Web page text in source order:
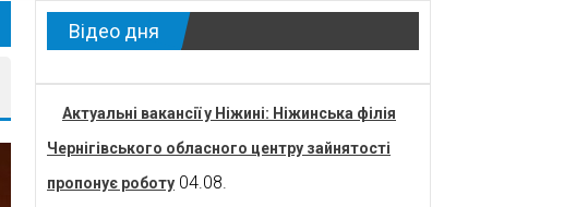
Відео дня
Актуальні вакансії у Ніжині: Ніжинська філія
Чернігівського обласного центру зайнятості
пропонує роботу 04.08.